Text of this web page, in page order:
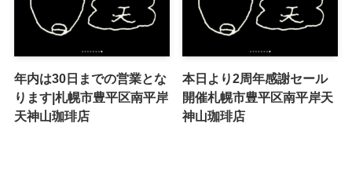
年内は30日までの営業とな
ります|札幌市豊平区南平岸
天神山珈琲店
本日より2周年感謝セール
開催札幌市豊平区南平岸天
神山珈琲店